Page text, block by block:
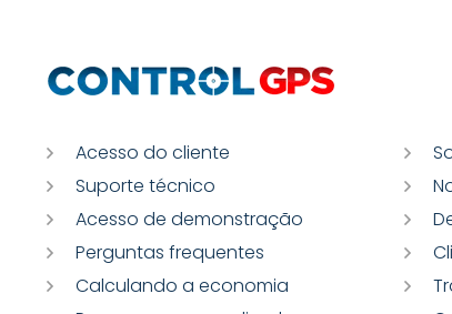
Acesso do cliente
Suporte técnico
Acesso de demonstração
Perguntas frequentes
Calculando a economia